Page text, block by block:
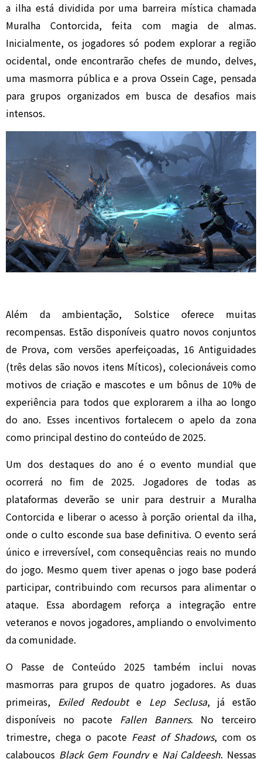
a ilha está dividida por uma barreira mística chamada
Muralha Contorcida, feita com magia de almas.
Inicialmente, os jogadores só podem explorar a região
ocidental, onde encontrarão chefes de mundo, delves,
uma masmorra pública e a prova Ossein Cage, pensada
para grupos organizados em busca de desafios mais
intensos.
Além da ambientação, Solstice oferece muitas
recompensas. Estão disponíveis quatro novos conjuntos
de Prova, com versões aperfeiçoadas, 16 Antiguidades
(três delas são novos itens Míticos), colecionáveis como
motivos de criação e mascotes e um bônus de 10% de
experiência para todos que explorarem a ilha ao longo
do ano. Esses incentivos fortalecem o apelo da zona
como principal destino do conteúdo de 2025.
Um dos destaques do ano é o evento mundial que
ocorrerá no fim de 2025. Jogadores de todas as
plataformas deverão se unir para destruir a Muralha
Contorcida e liberar o acesso à porção oriental da ilha,
onde o culto esconde sua base definitiva. O evento será
único e irreversível, com consequências reais no mundo
do jogo. Mesmo quem tiver apenas o jogo base poderá
participar, contribuindo com recursos para alimentar o
ataque. Essa abordagem reforça a integração entre
veteranos e novos jogadores, ampliando o envolvimento
da comunidade.
O Passe de Conteúdo 2025 também inclui novas
masmorras para grupos de quatro jogadores. As duas
primeiras, Exiled Redoubte Lep Seclusa, já estão
disponíveis no pacote Fallen Banners. No terceiro
trimestre, chega o pacote Feast of Shadows, com os
calabouços Black Gem Foundrye Naj Caldeesh. Nessas